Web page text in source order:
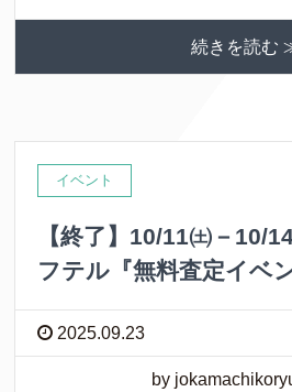
続きを読む
イベント
【終了】10/11㈯－10/
フテル『無料査定イベ
2025.09.23
by